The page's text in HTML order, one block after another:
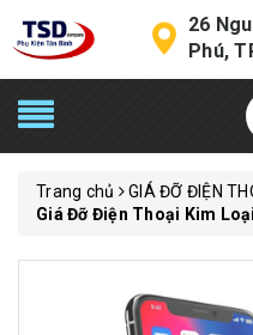
26
Phú,
Trang chủ
GIÁ ĐỠ ĐIỆN
Giá Đỡ Điện Thoại Kim